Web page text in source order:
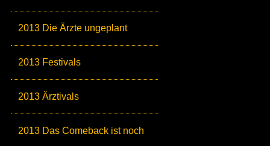
2013 Die Ärzte ungeplant
2013 Festivals
2013 Ärztivals
2013 Das Comeback ist noch